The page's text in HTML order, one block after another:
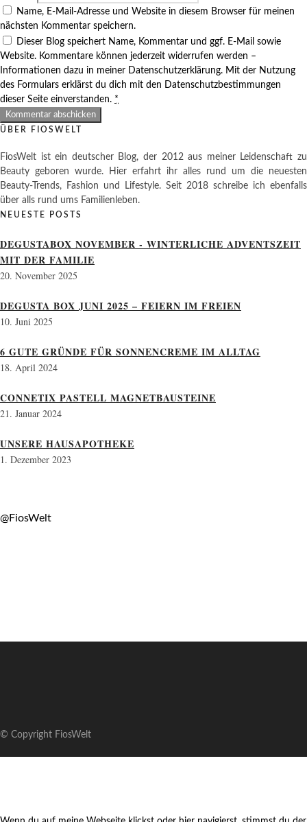
Name, E-Mail-Adresse und Website in diesem Browser für meinen
nächsten Kommentar speichern.
Dieser Blog speichert Name, Kommentar und ggf. E-Mail sowie
Website. Kommentare können jederzeit widerrufen werden –
Informationen dazu in meiner Datenschutzerklärung. Mit der Nutzung
des Formulars erklärst du dich mit den Datenschutzbestimmungen
dieser Seite einverstanden. *
ÜBER FIOSWELT
FiosWelt ist ein deutscher Blog, der 2012 aus meiner Leidenschaft zu
Beauty geboren wurde. Hier erfahrt ihr alles rund um die neuesten
Beauty-Trends, Fashion und Lifestyle. Seit 2018 schreibe ich ebenfalls
über alls rund ums Familienleben.
NEUESTE POSTS
DEGUSTABOX NOVEMBER - WINTERLICHE ADVENTSZEIT
MIT DER FAMILIE
20. November 2025
DEGUSTA BOX JUNI 2025 – FEIERN IM FREIEN
10. Juni 2025
6 GUTE GRÜNDE FÜR SONNENCREME IM ALLTAG
18. April 2024
CONNETIX PASTELL MAGNETBAUSTEINE
21. Januar 2024
UNSERE HAUSAPOTHEKE
1. Dezember 2023
@FiosWelt
© Copyright FiosWelt